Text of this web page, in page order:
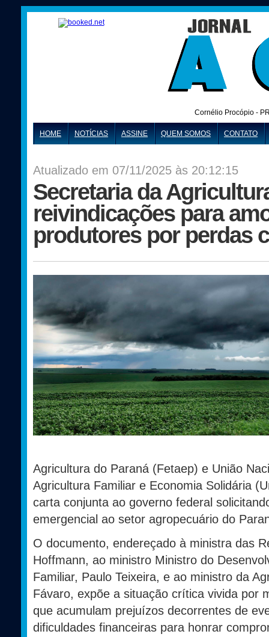
Cornélio Procópio -
HOME NOTÍCIAS ASSINE QUEM SOMOS CONTATO
Atualizado em 07/11/2025 às 20:12:15
Secretaria da
reivindicações para
produtores por perdas
Agricultura do Paraná (Fetaep) e União
Agricultura Familiar e Economia Solidária
carta conjunta ao governo federal
emergencial ao setor agropecuário do
O documento, endereçado à ministra das
Hoffmann, ao ministro Ministro do
Familiar, Paulo Teixeira, e ao ministro da
Fávaro, expõe a situação crítica vivida por
que acumulam prejuízos decorrentes de
dificuldades financeiras para honrar